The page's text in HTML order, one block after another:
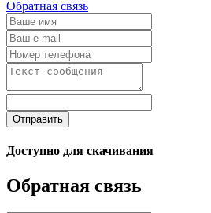
Обратная связь
Отправить
Доступно для скачивания
Обратная связь